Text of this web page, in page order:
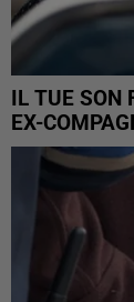
IL TUE
EX-